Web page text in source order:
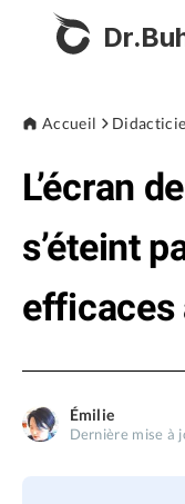
Produits
BuhoCleaner
BuhoUnlocker
BuhoRepair
Boutique
Blog
L'entreprise
Accueil
L’écran
s’éteint
efficaces
Émilie
Dernière mise à